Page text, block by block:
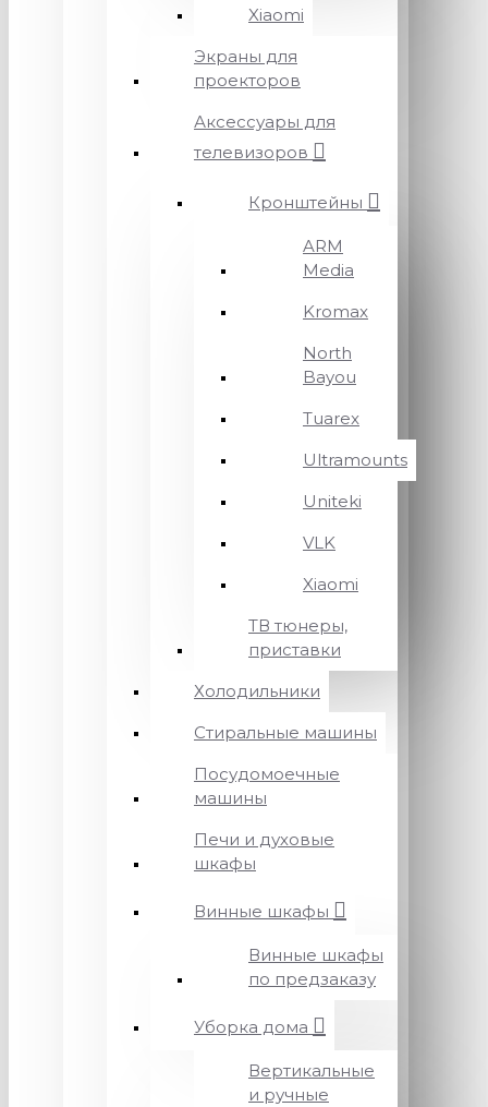
Xiaomi
Экраны для
проекторов
Аксессуары для
телевизоров
Кронштейны
ARM
Media
Kromax
North
Bayou
Tuarex
Ultramounts
Uniteki
VLK
Xiaomi
ТВ тюнеры,
приставки
Холодильники
Стиральные машины
Посудомоечные
машины
Печи и духовые
шкафы
Винные шкафы
Винные шкафы
по предзаказу
Уборка дома
Вертикальные
и ручные